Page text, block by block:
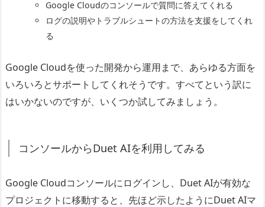
Google Cloudのコンソールで質問に答えてくれる
ログの説明やトラブルシュートの方法を支援をしてくれ
る
Google Cloudを使った開発から運用まで、あらゆる方面を
いろいろとサポートしてくれそうです。すべてという訳に
はいかないのですが、いくつか試してみましょう。
コンソールからDuet AIを利用してみる
Google Cloudコンソールにログインし、Duet AIが有効な
プロジェクトに移動すると、先ほど示したようにDuet AIマ